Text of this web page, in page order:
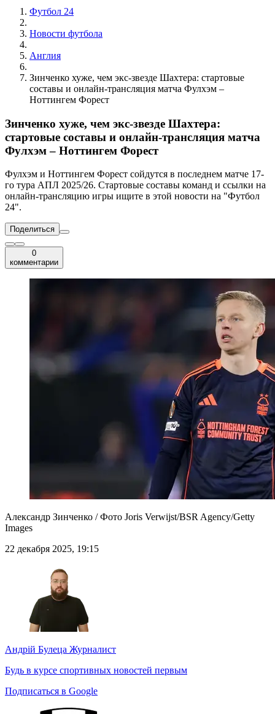
Футбол 24
Новости футбола
Англия
Зинченко хуже, чем экс-звезде Шахтера: стартовые
составы и онлайн-трансляция матча Фулхэм –
Ноттингем Форест
Зинченко хуже, чем экс-звезде Шахтера:
стартовые составы и онлайн-трансляция матча
Фулхэм – Ноттингем Форест
Фулхэм и Ноттингем Форест сойдутся в последнем матче 17-
го тура АПЛ 2025/26. Стартовые составы команд и ссылки на
онлайн-трансляцию игры ищите в этой новости на "Футбол
24".
Поделиться
0
комментарии
Александр Зинченко / Фото Joris Verwijst/BSR Agency/Getty
Images
22 декабря 2025, 19:15
Андрій Булеца Журналист
Будь в курсе спортивных новостей первым
Подписаться в Google